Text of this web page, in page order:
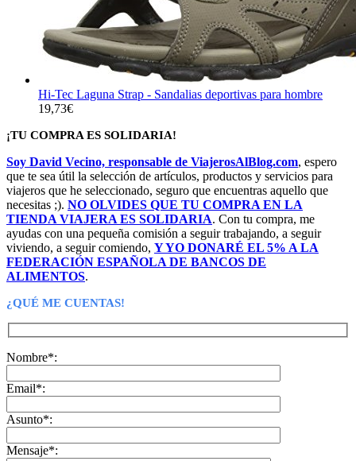
Hi-Tec Laguna Strap - Sandalias deportivas para hombre
19,73€
¡TU COMPRA ES SOLIDARIA!
Soy David Vecino, responsable de ViajerosAlBlog.com, espero
que te sea útil la selección de artículos, productos y servicios para
viajeros que he seleccionado, seguro que encuentras aquello que
necesitas ;). NO OLVIDES QUE TU COMPRA EN LA
TIENDA VIAJERA ES SOLIDARIA. Con tu compra, me
ayudas con una pequeña comisión a seguir trabajando, a seguir
viviendo, a seguir comiendo, Y YO DONARÉ EL 5% A LA
FEDERACIÓN ESPAÑOLA DE BANCOS DE
ALIMENTOS.
¿QUÉ ME CUENTAS!
Nombre*:
Email*:
Asunto*:
Mensaje*: